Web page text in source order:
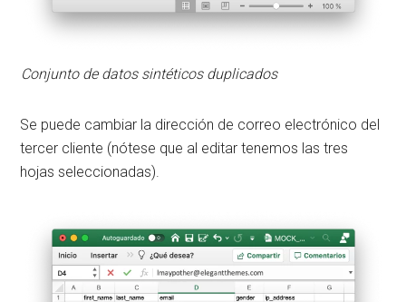
Conjunto de datos sintéticos duplicados
Se puede cambiar la dirección de correo electrónico del
tercer cliente (nótese que al editar tenemos las tres
hojas seleccionadas).